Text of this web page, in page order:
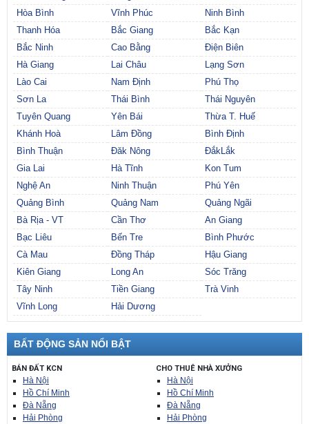
Hòa Bình
Vĩnh Phúc
Ninh Bình
Thanh Hóa
Bắc Giang
Bắc Kạn
Bắc Ninh
Cao Bằng
Điện Biên
Hà Giang
Lai Châu
Lạng Sơn
Lào Cai
Nam Định
Phú Thọ
Sơn La
Thái Bình
Thái Nguyên
Tuyên Quang
Yên Bái
Thừa T. Huế
Khánh Hoà
Lâm Đồng
Bình Định
Bình Thuận
Đăk Nông
ĐắkLắk
Gia Lai
Hà Tĩnh
Kon Tum
Nghệ An
Ninh Thuận
Phú Yên
Quảng Bình
Quảng Nam
Quảng Ngãi
Bà Rịa - VT
Cần Thơ
An Giang
Bạc Liêu
Bến Tre
Bình Phước
Cà Mau
Đồng Tháp
Hậu Giang
Kiên Giang
Long An
Sóc Trăng
Tây Ninh
Tiền Giang
Trà Vinh
Vĩnh Long
Hải Dương
BẤT ĐỘNG SẢN NỔI BẬT
BÁN ĐẤT KCN
Hà Nội
Hồ Chí Minh
Đà Nẵng
Hải Phòng
CHO THUÊ NHÀ XƯỞNG
Hà Nội
Hồ Chí Minh
Đà Nẵng
Hải Phòng